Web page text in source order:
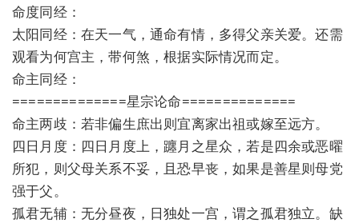
命度同经：
太阳同经：在天一气，通命有情，多得父亲关爱。还需
观看为何宫主，带何煞，根据实际情况而定。
命主同经：
==============星宗论命==============
命主两歧：若非偏生庶出则宜离家出祖或嫁至远方。
四日月度：四日月度上，躔月之星众，若是四余或恶曜
所犯，则父母关系不妥，且恐早丧，如果是善星则母党
强于父。
孤君无辅：无分昼夜，日独处一宫，谓之孤君独立。缺